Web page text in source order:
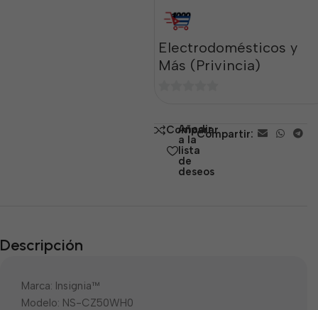
Electrodomésticos y
Más (Privincia)
5 Comparar
Añadir
a la
lista
de
deseos
Compartir:
Descripción
Marca: Insignia™
Modelo: NS-CZ50WH0